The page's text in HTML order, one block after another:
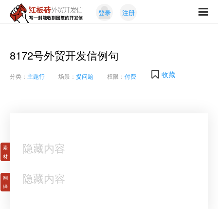
红
外
开
封
能
收
发
登录 注册
8172号外贸开发信例句
分类： 主题行 场景： 提问题 权限： 付费 收藏
隐藏内容
隐藏内容